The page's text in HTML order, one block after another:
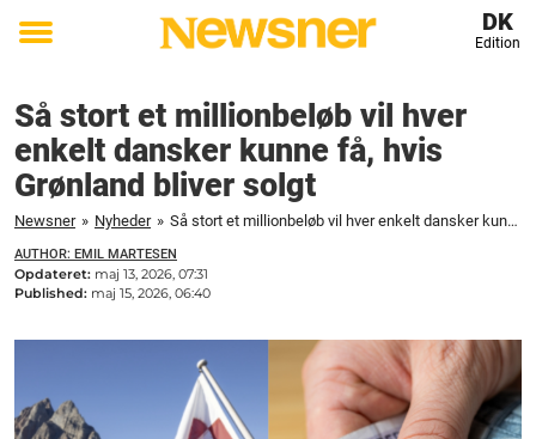
Toggle
DK
Edition
Så stort et millionbeløb vil hver
enkelt dansker kunne få, hvis
Grønland bliver solgt
Newsner » Nyheder » Så stort et millionbeløb vil hver enkelt dansker kunne få, hvis Grønland bliver solgt
AUTHOR: EMIL MARTESEN
Opdateret: maj 13, 2026, 07:31
Published: maj 15, 2026, 06:40